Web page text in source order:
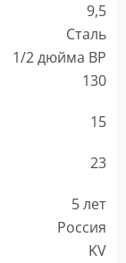
9,5
Сталь
1/2 дюйма ВР
130
15
23
5 лет
Россия
KV